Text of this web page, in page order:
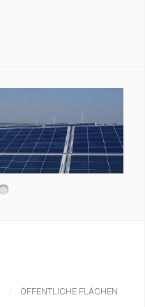
ÖFFENTLICHE FLÄCHEN